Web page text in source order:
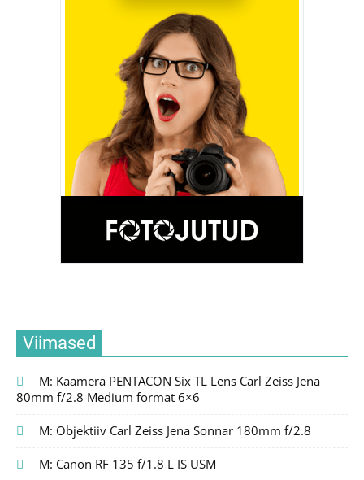
Viimased
M: Kaamera PENTACON Six TL Lens Carl Zeiss Jena
80mm f/2.8 Medium format 6×6
M: Objektiiv Carl Zeiss Jena Sonnar 180mm f/2.8
M: Canon RF 135 f/1.8 L IS USM